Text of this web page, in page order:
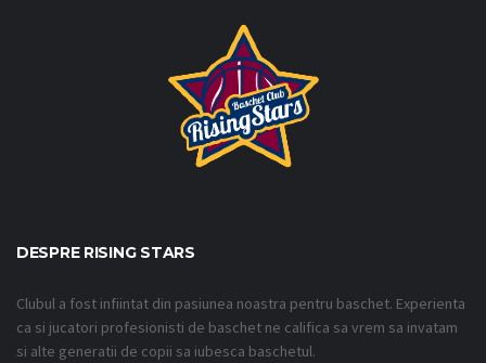
DESPRE RISING STARS
Clubul a fost infiintat din pasiunea noastra pentru baschet. Experienta
ca si jucatori profesionisti de baschet ne califica sa vrem sa invatam
si alte generatii de copii sa iubesca baschetul.